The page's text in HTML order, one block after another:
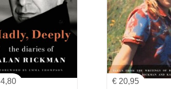
€20,95